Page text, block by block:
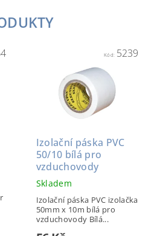
Kód: 5239
Izolační páska PVC
50/10 bílá pro
vzduchovody
Skladem
Izolační páska PVC izolačka
50mm x 10m bílá pro
vzduchovody Bílá...